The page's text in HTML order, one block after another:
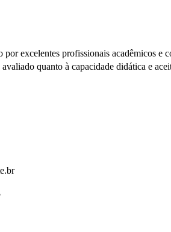
por excelentes profissionais acadêmicos
quanto à capacidade didática e